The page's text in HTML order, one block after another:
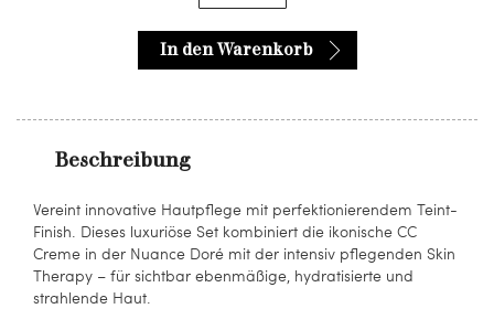
In den Warenkorb
Beschreibung
Vereint innovative Hautpflege mit perfektionierendem Teint-
Finish. Dieses luxuriöse Set kombiniert die ikonische CC
Creme in der Nuance Doré mit der intensiv pflegenden Skin
Therapy – für sichtbar ebenmäßige, hydratisierte und
strahlende Haut.